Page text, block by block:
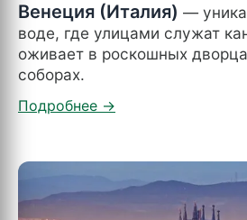
Венеция (Италия) —
воде, где улицами служат
оживает в роскошных
соборах.